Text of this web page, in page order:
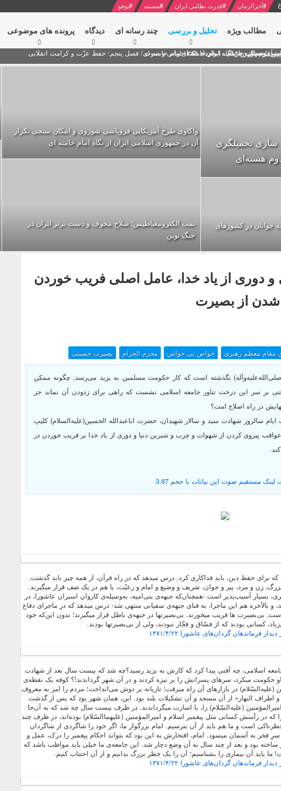
#آخرالزمان #قدرت نظامی ایران #مستند #یوفو
مطالب ویژه تحلیل و بررسی چند رسانه ای دیدگاه‌ پرونده های موضوعی
افسر ارشد اطلاعات مصر درباره هواپیمای اوکراینی
جمهوری از نگاه امام خامنه ای
خطاب به ملت ایران + نکته خوانی و صوتسال ۱۴۰۰
سازی تحمیلگری
هسته‌ای
جوانان در کشورهای
واکاوی طرح آمریکایی فروپاشی شوروی و امکان سنجی تکرار
آن در جمهوری اسلامی ایران از نگاه امام خامنه ای
بمب الکترومغناطیس؛ سلاح مخوف و دست برتر ایران در
جنگ نوین
و دوری از یاد خدا، عامل اصلی فریب خوردن
از بصیرت
مقام معظم رهبری خواص بی خواص محرم الحرام بصیرت حسینی
نگذشته است که کار حکومت مسلمین به یزید می‌رسد. چگونه ممکن
بر سر این درخت تناور جامعه اسلامی نشست که راهی برای زدودن آن نماند جز
در راه اصلاح امت؟
ایام سالروز شهادت سید و سالار شهیدان، حضرت اباعبدالله الحسین(علیه‌السلام) کلیپ
عواقب پیروی کردن از شهوات و چرب و شیرین دنیا و دوری از یاد خدا بر فریب خوردن در
لينک مستقيم صوت این بیانات با حجم 3.87
برای حفظ دین، باید فداکاری کرد. درس میدهد که در راه قرآن، از همه چیز باید گذشت.
زن و مرد، پیر و جوان، شریف و وضیع و امام و رعیّت، با هم‌ در یک صف قرار میگیرند.
بسیار آسیب‌پذیر است -همچنان‌که جبهه‌ی بنی‌امیه، به‌وسیله‌ی کاروان اسیران عاشورا، در
و بالأخره هم این ماجرا، به فنای جبهه‌ی سفیانی منتهی شد- درس میدهد که در ماجرای دفاع
است. بی‌بصیرت ها فریب میخورند. بی‌بصیرتها در جبهه‌ی باطل قرار میگیرند؛ بدون این‌که خود
کسانی بودند که از فسّاق و فجّار نبودند، ولی از بی‌بصیرتها بودند.
فرماندهان گردان‌های عاشورا ۱۳۷۱/۴/۲۲
اسلامی، چه آفتی پیدا کرد که کارش به یزید رسید؟چه شد که بیست سال بعد از شهادت
او حکومت میکرد، سرهای پسرانش را بر نیزه کردند و در آن شهر گرداندند!؟ کوفه یک نقطه‌ی
(علیه‌السّلام) در بازارهای آن راه میرفت؛ تازیانه بر دوش می‌انداخت؛ مردم را امر به معروف
و اطراف النهار» از آن مسجد و آن تشکیلات بلند بود. این، همان شهر بود که پس از گذشت
(علیه‌السّلام) را، با اسارت میگرداندند. در ظرف بیست سال چه شد که به آن‌جا
که در رأسش کسانی مثل پیغمبر اسلام و امیرالمؤمنین (علیهماالسّلام) بوده‌اند، در ظرف چند
است و ما هم باید از آن بترسیم. امام بزرگوار ما، اگر خود را شاگردی از شاگردان
فخر به آسمان میسود. امام، افتخارش به این بود که بتواند احکام پیغمبر را درک، عمل و
ساخته بود و بعد از چند سال به آن وضع دچار شد. این جامعه‌ی ما خیلی باید مواظب باشد که
باید آن بیماری را بشناسیم؛ آن را یک خطر بزرگ بدانیم و از آن اجتناب کنیم.
فرماندهان گردان‌های عاشورا ۱۳۷۱/۴/۲۲